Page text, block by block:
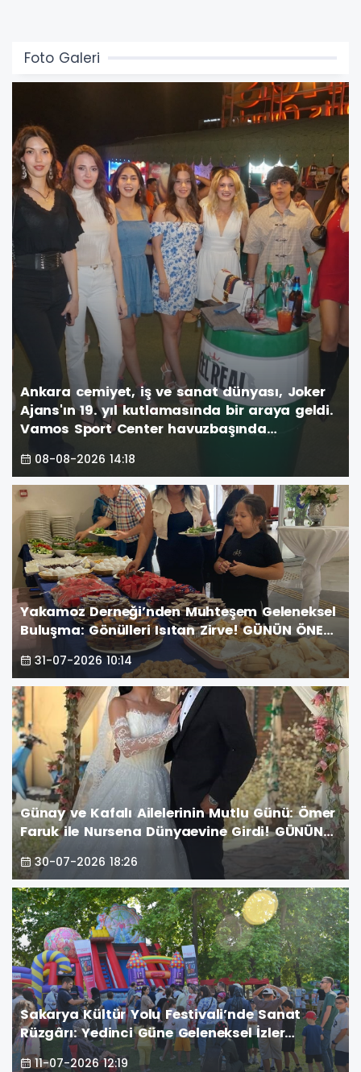
Foto Galeri
Ankara cemiyet, iş ve sanat dünyası, Joker
Ajans'ın 19. yıl kutlamasında bir araya geldi.
Vamos Sport Center havuzbaşında
08-08-2026 14:18
Yakamoz Derneği’nden Muhteşem Geleneksel
Buluşma: Gönülleri Isıtan Zirve! GÜNÜN ÖNE
ÇIKAN FOTOĞRAF KARELERİ
31-07-2026 10:14
Günay ve Kafalı Ailelerinin Mutlu Günü: Ömer
Faruk ile Nursena Dünyaevine Girdi! GÜNÜN
ÖNE ÇIKAN FOTOĞRAF KARELERİ
30-07-2026 18:26
Sakarya Kültür Yolu Festivali’nde Sanat
Rüzgârı: Yedinci Güne Geleneksel İzler
Damga Vurdu
11-07-2026 12:19